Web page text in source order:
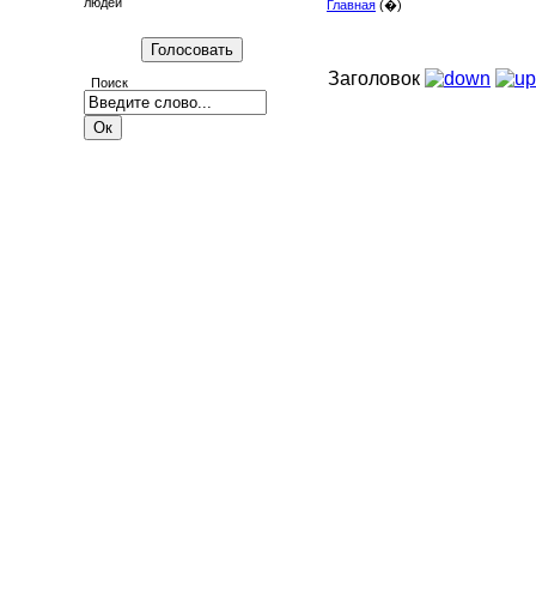
Поиск
Главная (�)
Заголовок